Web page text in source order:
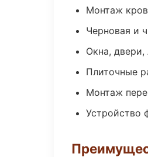
Монтаж
Черновая и
Окна, двери,
Плиточные
Монтаж
Устройство